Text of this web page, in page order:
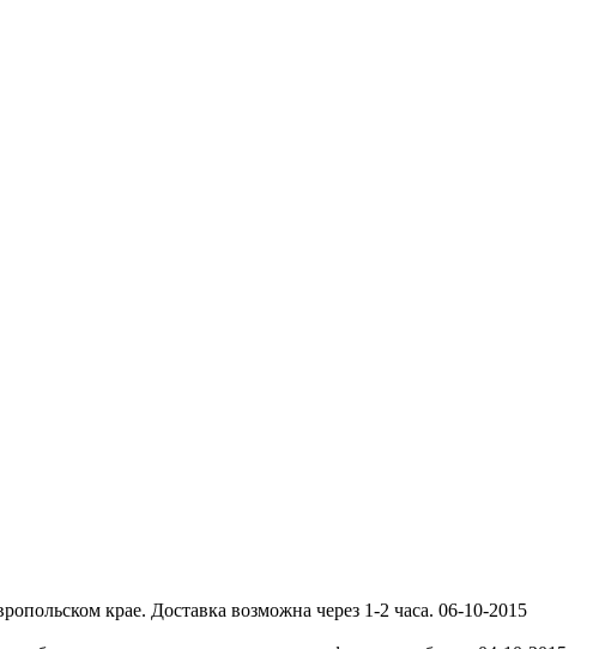
крае. Доставка возможна через 1-2 часа. 06-10-2015